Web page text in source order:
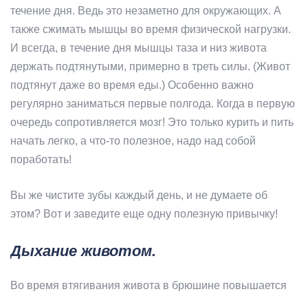
течение дня. Ведь это незаметно для окружающих. А
также сжимать мышцы во время физической нагрузки.
И всегда, в течение дня мышцы таза и низ живота
держать подтянутыми, примерно в треть силы. (Живот
подтянут даже во время еды.) Особенно важно
регулярно заниматься первые полгода. Когда в первую
очередь сопротивляется мозг! Это только курить и пить
начать легко, а что-то полезное, надо над собой
поработать!
Вы же чистите зубы каждый день, и не думаете об
этом? Вот и заведите еще одну полезную привычку!
Дыхание животом.
Во время втягивания живота в брюшине повышается